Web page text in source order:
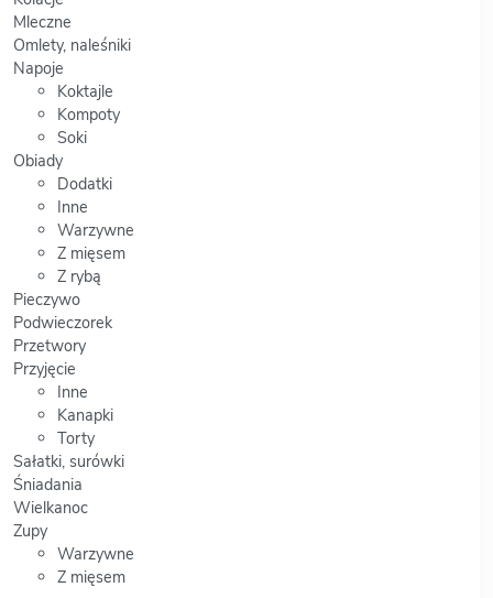
Mleczne
Omlety, naleśniki
Napoje
Koktajle
Kompoty
Soki
Obiady
Dodatki
Inne
Warzywne
Z mięsem
Z rybą
Pieczywo
Podwieczorek
Przetwory
Przyjęcie
Inne
Kanapki
Torty
Sałatki, surówki
Śniadania
Wielkanoc
Zupy
Warzywne
Z mięsem